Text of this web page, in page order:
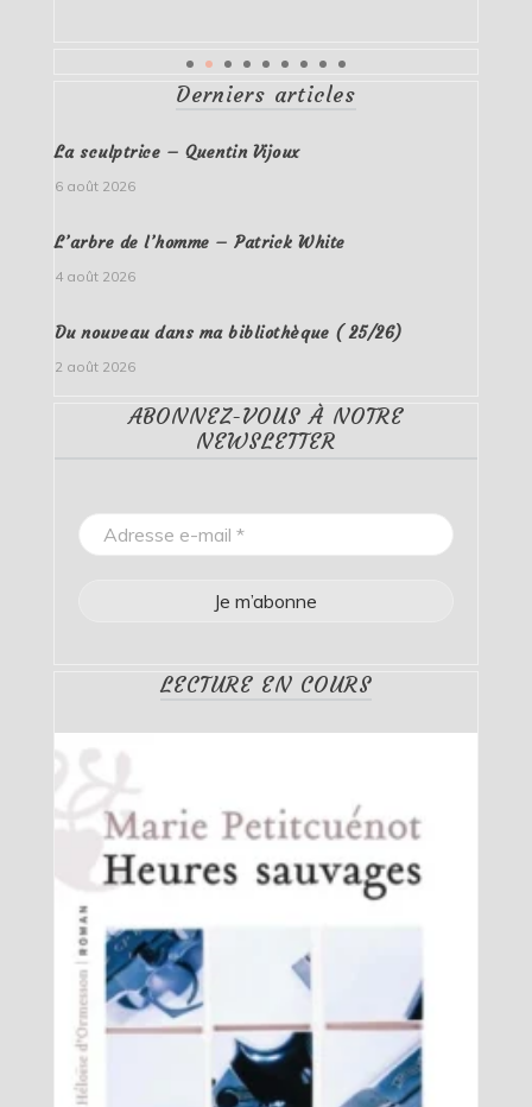
Derniers articles
La sculptrice – Quentin Vijoux
6 août 2026
L’arbre de l’homme – Patrick White
4 août 2026
Du nouveau dans ma bibliothèque ( 25/26)
2 août 2026
ABONNEZ-VOUS À NOTRE
NEWSLETTER
LECTURE EN COURS